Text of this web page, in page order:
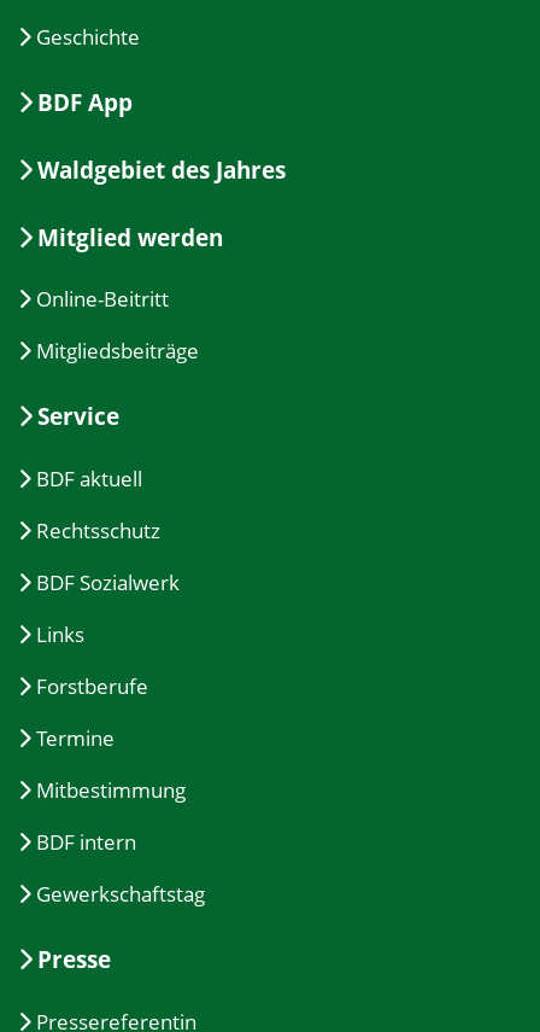
Geschichte
BDF App
Waldgebiet des Jahres
Mitglied werden
Online-Beitritt
Mitgliedsbeiträge
Service
BDF aktuell
Rechtsschutz
BDF Sozialwerk
Links
Forstberufe
Termine
Mitbestimmung
BDF intern
Gewerkschaftstag
Presse
Pressereferentin